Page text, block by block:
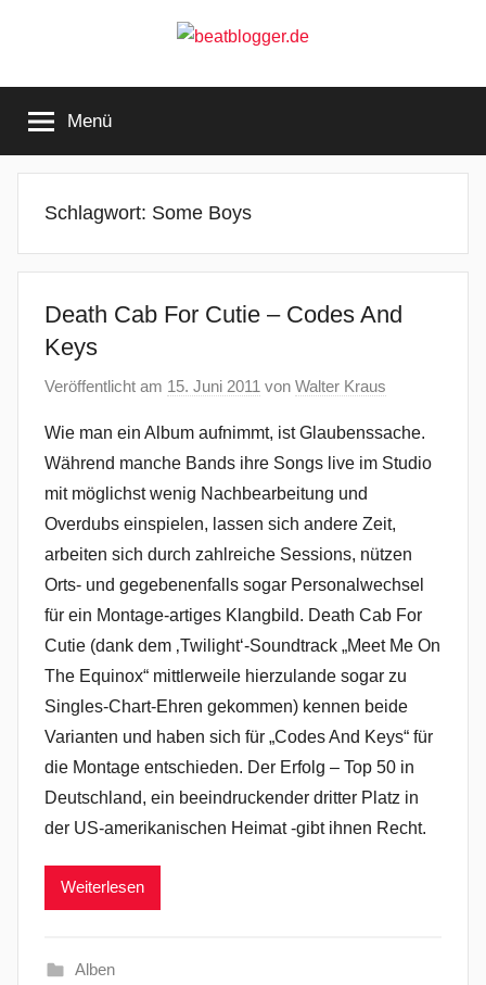
beatblogger.de
the
beat
goes
Menü
Schlagwort: Some Boys
Death Cab For Cutie – Codes And
Keys
Veröffentlicht am 15. Juni 2011 von Walter Kraus
Wie man ein Album aufnimmt, ist Glaubenssache.
Während manche Bands ihre Songs live im Studio
mit möglichst wenig Nachbearbeitung und
Overdubs einspielen, lassen sich andere Zeit,
arbeiten sich durch zahlreiche Sessions, nützen
Orts- und gegebenenfalls sogar Personalwechsel
für ein Montage-artiges Klangbild. Death Cab For
Cutie (dank dem ‚Twilight‘-Soundtrack „Meet Me On
The Equinox“ mittlerweile hierzulande sogar zu
Singles-Chart-Ehren gekommen) kennen beide
Varianten und haben sich für „Codes And Keys“ für
die Montage entschieden. Der Erfolg – Top 50 in
Deutschland, ein beeindruckender dritter Platz in
der US-amerikanischen Heimat -gibt ihnen Recht.
Weiterlesen
Alben